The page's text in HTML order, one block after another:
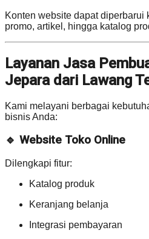
Konten website dapat diperbarui
promo, artikel, hingga katalog
Layanan Jasa
Jepara dari Lawang
Kami melayani berbagai
bisnis Anda:
🔹 Website Toko Online
Dilengkapi fitur:
Katalog produk
Keranjang belanja
Integrasi pembayaran